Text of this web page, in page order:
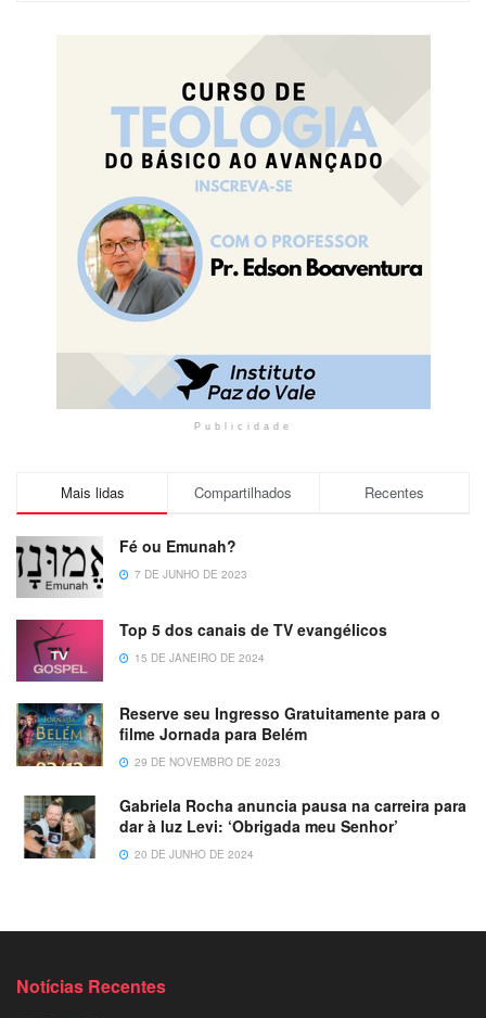
Publicidade
Mais lidas Compartilhados Recentes
Fé ou Emunah?
7 DE JUNHO DE 2023
Top 5 dos canais de TV evangélicos
15 DE JANEIRO DE 2024
Reserve seu Ingresso Gratuitamente para o
filme Jornada para Belém
29 DE NOVEMBRO DE 2023
Gabriela Rocha anuncia pausa na carreira para
dar à luz Levi: ‘Obrigada meu Senhor’
20 DE JUNHO DE 2024
Notícias Recentes